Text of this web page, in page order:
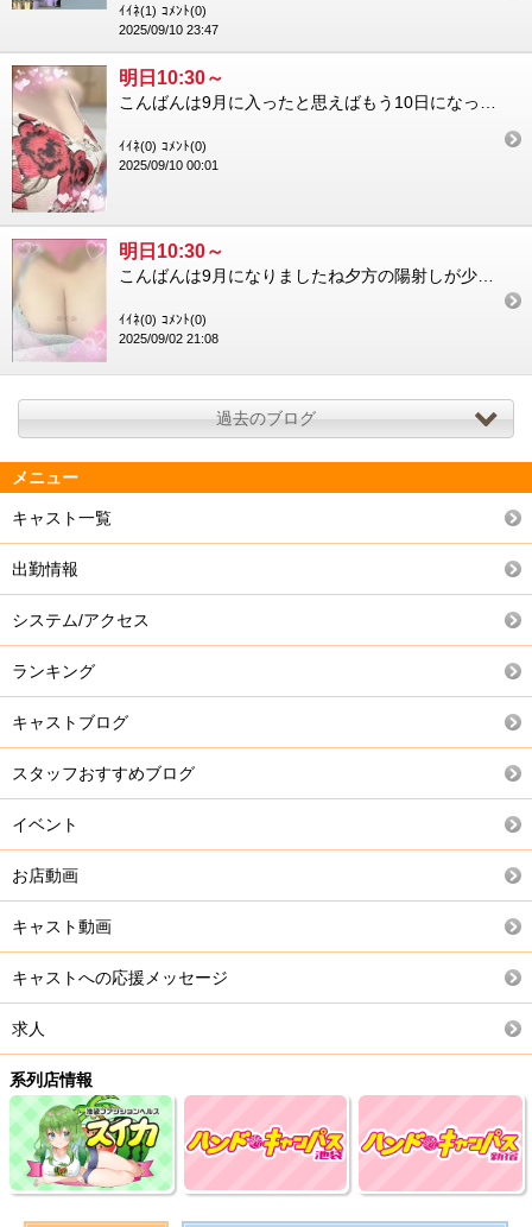
ｲｲﾈ(1) ｺﾒﾝﾄ(0)
2025/09/10 23:47
明日10:30～
ｲｲﾈ(0) ｺﾒﾝﾄ(0)
2025/09/10 00:01
明日10:30～
ｲｲﾈ(0) ｺﾒﾝﾄ(0)
2025/09/02 21:08
過去のブログ
メニュー
キャスト一覧
出勤情報
システム/アクセス
ランキング
キャストブログ
スタッフおすすめブログ
イベント
お店動画
キャスト動画
キャストへの応援メッセージ
求人
系列店情報